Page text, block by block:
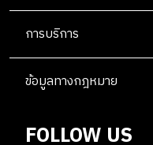
การบริการ
ข้อมูลทางกฎหมาย
FOLLOW US